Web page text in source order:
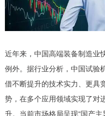
近年来，中国高端装备制造业
例外。据行业分析，中国试验
借不断提升的技术实力、更具
势，在多个应用领域实现了对
升。当前市场格局呈现“国产